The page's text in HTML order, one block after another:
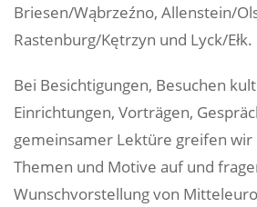
Briesen/Wąbrzeźno, Allenstein/
Rastenburg/Kętrzyn und Lyck/Ełk.
Bei Besichtigungen, Besuchen
Einrichtungen, Vorträgen,
gemeinsamer Lektüre greifen wir
Themen und Motive auf und
Wunschvorstellung von